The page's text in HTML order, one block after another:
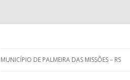
MUNICÍPIO DE PALMEIRA DAS MISSÕES – RS